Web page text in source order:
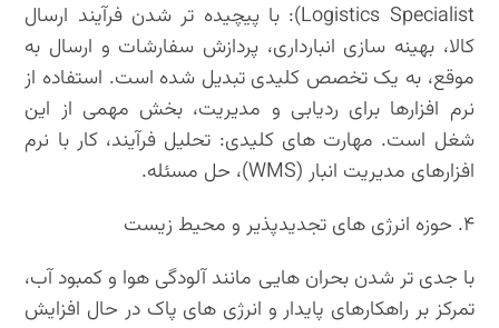
Logistics Specialist): با پیچیده تر شدن فرآیند ارسال
کالا، بهینه سازی انبارداری، پردازش سفارشات و ارسال به
موقع، به یک تخصص کلیدی تبدیل شده است. استفاده از
نرم افزارها برای ردیابی و مدیریت، بخش مهمی از این
شغل است. مهارت های کلیدی: تحلیل فرآیند، کار با نرم
افزارهای مدیریت انبار (WMS)، حل مسئله.
۴. حوزه انرژی های تجدیدپذیر و محیط زیست
با جدی تر شدن بحران هایی مانند آلودگی هوا و کمبود آب،
تمرکز بر راهکارهای پایدار و انرژی های پاک در حال افزایش